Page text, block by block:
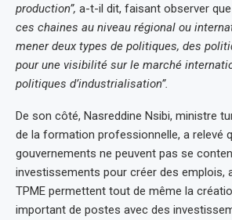
production”, a-t-il dit, faisant observer que
ces chaines au niveau régional ou
mener deux types de politiques, des
pour une visibilité sur le marché
politiques d’industrialisation”.
De son côté, Nasreddine Nsibi, ministre
de la formation professionnelle, a relevé
gouvernements ne peuvent pas se
investissements pour créer des emplois,
TPME permettent tout de même la
important de postes avec des